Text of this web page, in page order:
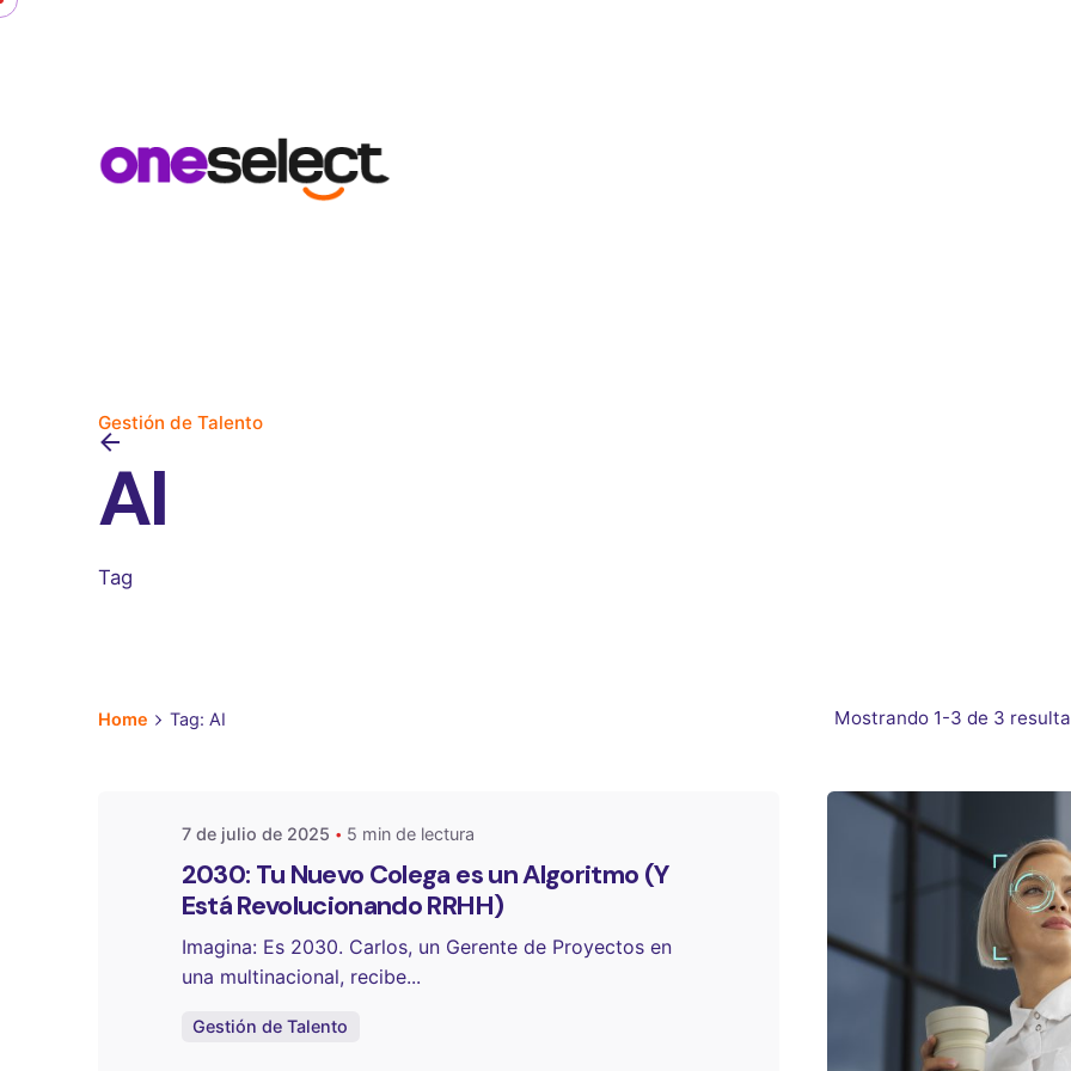
Skip
Gestión de Talento
AI
Tag
Home Tag: AI Mostrando 1-3 de 3
7 de julio de 2025 5 min de lectura
2030: Tu Nuevo Colega es un Algoritmo (Y
Está Revolucionando RRHH)
Imagina: Es 2030. Carlos, un Gerente de Proyectos en
una multinacional, recibe...
Gestión de Talento